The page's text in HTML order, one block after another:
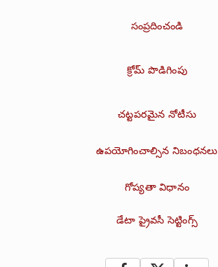
సంప్రదించండి
క్రోమ్ పొడిగింపు
చట్టపరమైన నోటీసు
ఉపయోగించాల్సిన నిబంధనలు
గోప్యతా విధానం
డేటా ప్రైవసీ సెట్టింగ్స్